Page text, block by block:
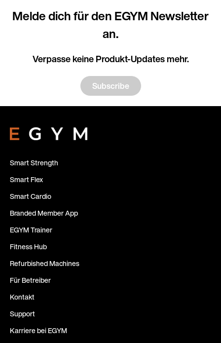
Melde dich für den EGYM Newsletter
an.
Verpasse keine Produkt-Updates mehr.
Subscribe
Smart Strength
Smart Flex
Smart Cardio
Branded Member App
EGYM Trainer
Fitness Hub
Refurbished Machines
Für Betreiber
Kontakt
Support
Karriere bei EGYM